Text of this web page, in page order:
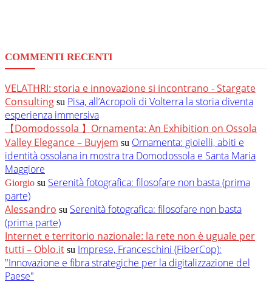
COMMENTI RECENTI
VELATHRI: storia e innovazione si incontrano - Stargate
Consulting su Pisa, all’Acropoli di Volterra la storia diventa
esperienza immersiva
【Domodossola 】Ornamenta: An Exhibition on Ossola
Valley Elegance – Buyjem su Ornamenta: gioielli, abiti e
identità ossolana in mostra tra Domodossola e Santa Maria
Maggiore
Giorgio su Serenità fotografica: filosofare non basta (prima
parte)
Alessandro su Serenità fotografica: filosofare non basta
(prima parte)
Internet e territorio nazionale: la rete non è uguale per
tutti – Oblo.it su Imprese, Franceschini (FiberCop):
"Innovazione e fibra strategiche per la digitalizzazione del
Paese"